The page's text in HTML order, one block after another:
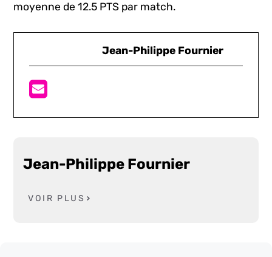
moyenne de 12.5 PTS par match.
Jean-Philippe Fournier
Jean-Philippe Fournier
VOIR PLUS